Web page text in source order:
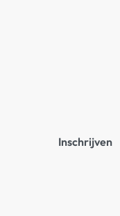
Inschrijven